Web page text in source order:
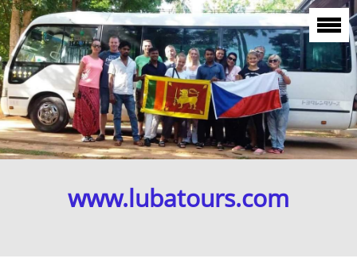
www.lubatours.com